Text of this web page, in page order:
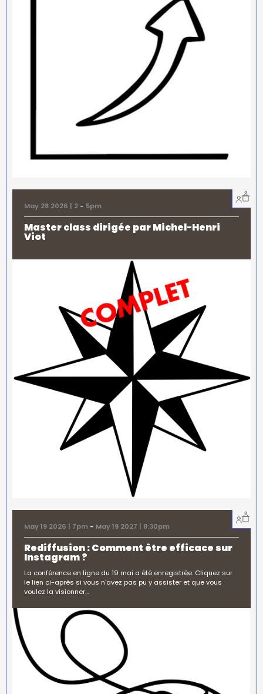
May 28 2026 | 2 - 5pm
Master class dirigée par Michel-Henri
Viot
May 19 2026 | 7pm - May 19 2027 | 8:30pm
Rediffusion : Comment être efficace sur
Instagram ?
La conférence en ligne du 19 mai a été enregistrée. Cliquez sur
le lien ci-après si vous n'avez pas pu y assister et que vous
voulez la visionner…